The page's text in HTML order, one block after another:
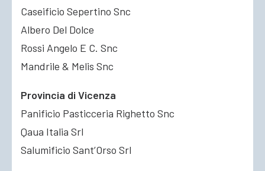
Caseificio Sepertino Snc
Albero Del Dolce
Rossi Angelo E C. Snc
Mandrile & Melis Snc
Provincia di Vicenza
Panificio Pasticceria Righetto Snc
Qaua Italia Srl
Salumificio Sant’Orso Srl